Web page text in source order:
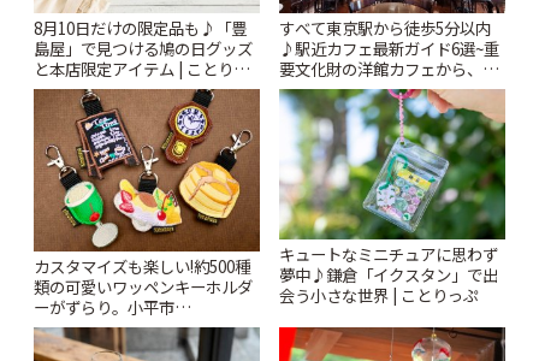
8月10日だけの限定品も♪「豊
島屋」で見つける鳩の日グッズ
と本店限定アイテム | ことりっ
ぷ
すべて東京駅から徒歩5分以内
♪駅近カフェ最新ガイド6選~重
要文化財の洋館カフェから、改
札すぐのレトロ喫茶まで~ | こと
りっぷ
カスタマイズも楽しい!約500種
類の可愛いワッペンキーホルダ
ーがずらり。小平市
「Kimamaya T&K」 | ことりっ
ぷ
キュートなミニチュアに思わず
夢中♪鎌倉「イクスタン」で出
会う小さな世界 | ことりっぷ